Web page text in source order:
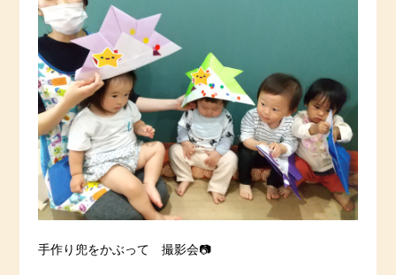
手作り兜をかぶって 撮影会📷